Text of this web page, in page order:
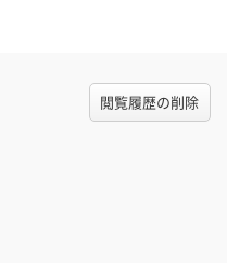
閲覧履歴の削除